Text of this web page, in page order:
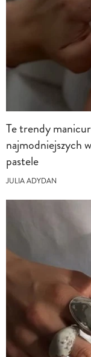
Te trendy
najmodniejszych
pastele
JULIA ADYDAN